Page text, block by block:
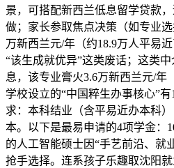
景，可搭配新西兰低息留学贷款
做；家长参取焦点决策（如专业
万新西兰元/年（约18.9万人平易
“该生成就优异”这类废话；这类
息，该专业膏火3.6万新西兰元/年
学校设立的“中国粹生办事核心”
求：本科结业（含平易近办本科
本。以下是最易申请的4项学金：
的人工智能硕士因“手艺前沿、就
抢手选择。连系孩子乐趣取沈阳